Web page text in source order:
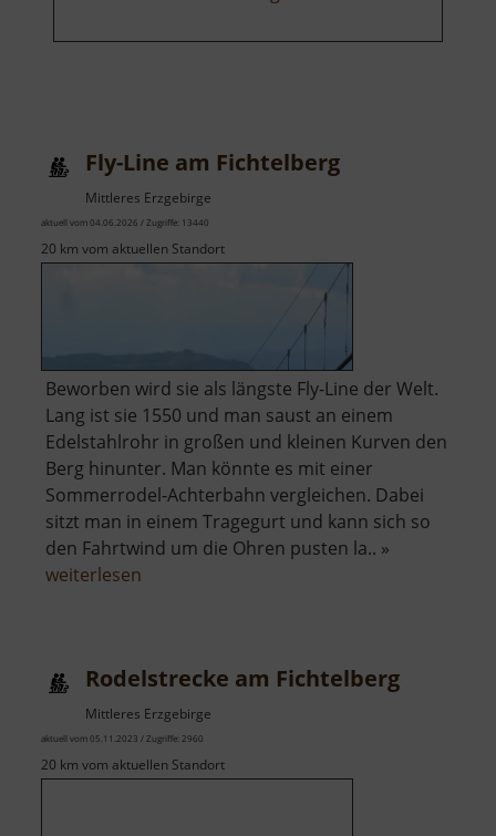
Fly-Line am Fichtelberg
Mittleres Erzgebirge
aktuell vom 04.06.2026 / Zugriffe: 13440
20 km vom aktuellen Standort
Beworben wird sie als längste Fly-Line der Welt.
Lang ist sie 1550 und man saust an einem
Edelstahlrohr in großen und kleinen Kurven den
Berg hinunter. Man könnte es mit einer
Sommerrodel-Achterbahn vergleichen. Dabei
sitzt man in einem Tragegurt und kann sich so
den Fahrtwind um die Ohren pusten la.. »
weiterlesen
Fichtelberg
Rodelstrecke am Fichtelberg
Mittleres Erzgebirge
aktuell vom 05.11.2023 / Zugriffe: 2960
20 km vom aktuellen Standort